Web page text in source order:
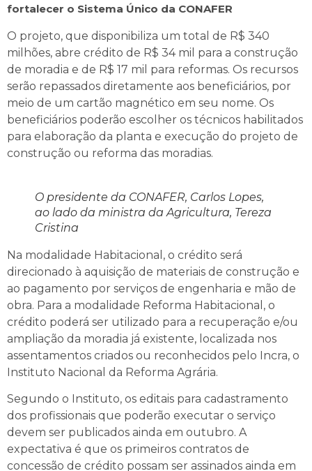
fortalecer o Sistema Único da CONAFER
O projeto, que disponibiliza um total de R$ 340
milhões, abre crédito de R$ 34 mil para a construção
de moradia e de R$ 17 mil para reformas. Os recursos
serão repassados diretamente aos beneficiários, por
meio de um cartão magnético em seu nome. Os
beneficiários poderão escolher os técnicos habilitados
para elaboração da planta e execução do projeto de
construção ou reforma das moradias.
O presidente da CONAFER, Carlos Lopes,
ao lado da ministra da Agricultura, Tereza
Cristina
Na modalidade Habitacional, o crédito será
direcionado à aquisição de materiais de construção e
ao pagamento por serviços de engenharia e mão de
obra. Para a modalidade Reforma Habitacional, o
crédito poderá ser utilizado para a recuperação e/ou
ampliação da moradia já existente, localizada nos
assentamentos criados ou reconhecidos pelo Incra, o
Instituto Nacional da Reforma Agrária.
Segundo o Instituto, os editais para cadastramento
dos profissionais que poderão executar o serviço
devem ser publicados ainda em outubro. A
expectativa é que os primeiros contratos de
concessão de crédito possam ser assinados ainda em